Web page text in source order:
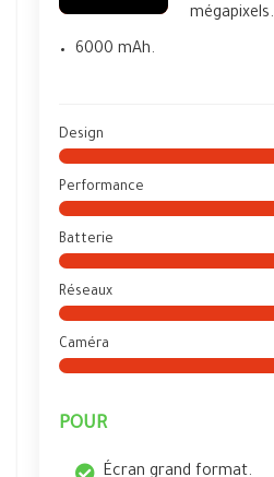
mégapixels.
6000 mAh.
Design
Performance
Batterie
Réseaux
Caméra
POUR
Écran grand format.